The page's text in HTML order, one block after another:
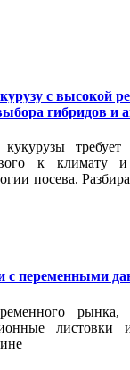
с высокой
гибридов и
требует
к климату
посева.
с переменными
рынка,